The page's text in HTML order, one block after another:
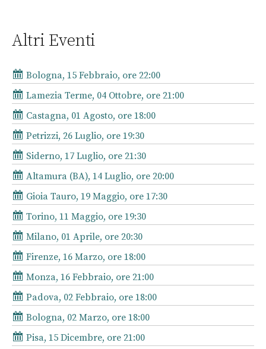
Altri Eventi
Bologna, 15 Febbraio, ore 22:00
Lamezia Terme, 04 Ottobre, ore 21:00
Castagna, 01 Agosto, ore 18:00
Petrizzi, 26 Luglio, ore 19:30
Siderno, 17 Luglio, ore 21:30
Altamura (BA), 14 Luglio, ore 20:00
Gioia Tauro, 19 Maggio, ore 17:30
Torino, 11 Maggio, ore 19:30
Milano, 01 Aprile, ore 20:30
Firenze, 16 Marzo, ore 18:00
Monza, 16 Febbraio, ore 21:00
Padova, 02 Febbraio, ore 18:00
Bologna, 02 Marzo, ore 18:00
Pisa, 15 Dicembre, ore 21:00